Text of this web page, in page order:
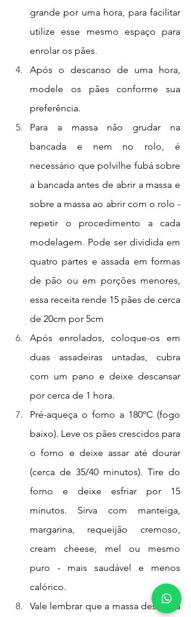
grande por uma hora, para facilitar
utilize esse mesmo espaço para
enrolar os pães.
Após o descanso de uma hora,
modele os pães conforme sua
preferência.
Para a massa não grudar na
bancada e nem no rolo, é
necessário que polvilhe fubá sobre
a bancada antes de abrir a massa e
sobre a massa ao abrir com o rolo -
repetir o procedimento a cada
modelagem. Pode ser dividida em
quatro partes e assada em formas
de pão ou em porções menores,
essa receita rende 15 pães de cerca
de 20cm por 5cm
Após enrolados, coloque-os em
duas assadeiras untadas, cubra
com um pano e deixe descansar
por cerca de 1 hora.
Pré-aqueça o forno a 180ºC (fogo
baixo). Leve os pães crescidos para
o forno e deixe assar até dourar
(cerca de 35/40 minutos). Tire do
forno e deixe esfriar por 15
minutos. Sirva com manteiga,
margarina, requeijão cremoso,
cream cheese, mel ou mesmo
puro - mais saudável e menos
calórico.
Vale lembrar que a massa descansa